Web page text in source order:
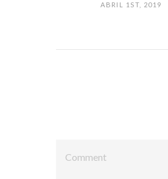
ABRIL 1ST, 2019